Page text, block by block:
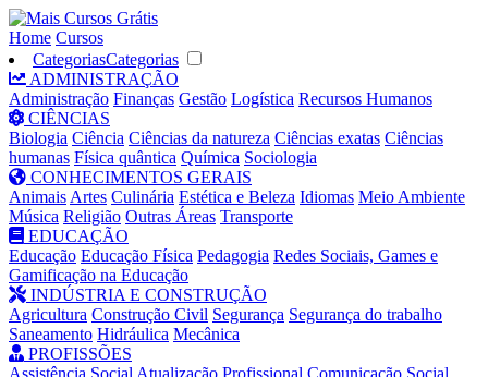
Home Cursos
CategoriasCategorias
ADMINISTRAÇÃO
Administração Finanças Gestão Logística Recursos Humanos
CIÊNCIAS
Biologia Ciência Ciências da natureza Ciências exatas Ciências
humanas Física quântica Química Sociologia
CONHECIMENTOS GERAIS
Animais Artes Culinária Estética e Beleza Idiomas Meio Ambiente
Música Religião Outras Áreas Transporte
EDUCAÇÃO
Educação Educação Física Pedagogia Redes Sociais, Games e
Gamificação na Educação
INDÚSTRIA E CONSTRUÇÃO
Agricultura Construção Civil Segurança Segurança do trabalho
Saneamento Hidráulica Mecânica
PROFISSÕES
Assistência Social Atualização Profissional Comunicação Social